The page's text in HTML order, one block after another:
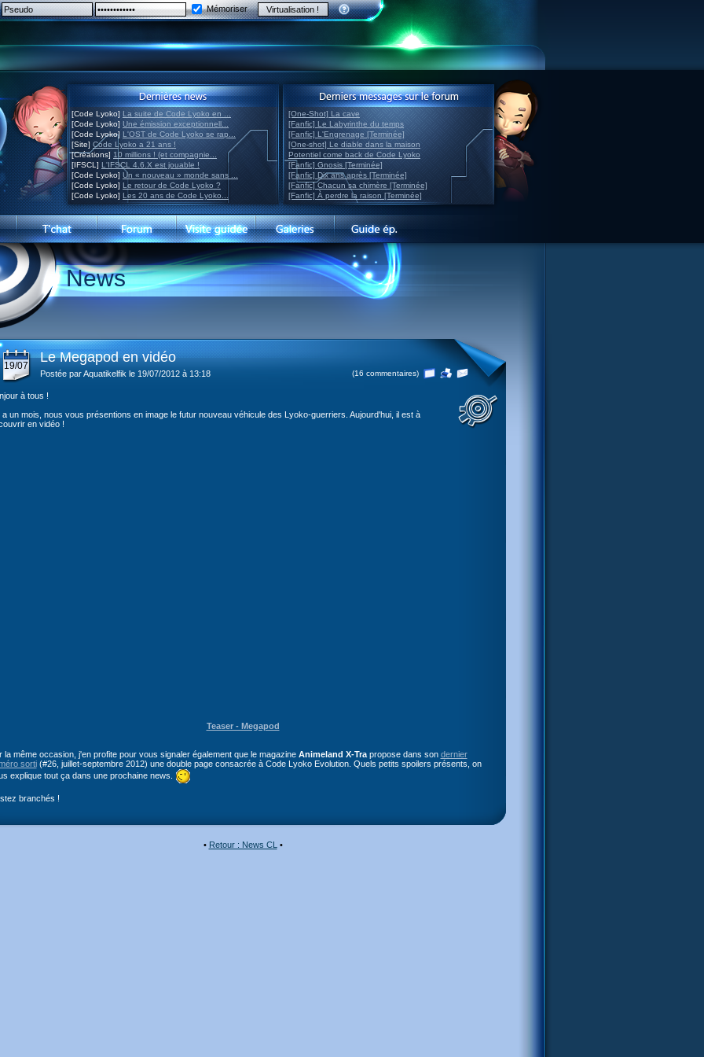
Mémoriser
[Code Lyoko] La suite de Code Lyoko en ...
[Code Lyoko] Une émission exceptionnell...
[Code Lyoko] L'OST de Code Lyoko se rap...
[Site] Code Lyoko a 21 ans !
[Créations] 10 millions ! (et compagnie...
[IFSCL] L'IFSCL 4.6.X est jouable !
[Code Lyoko] Un « nouveau » monde sans ...
[Code Lyoko] Le retour de Code Lyoko ?
[Code Lyoko] Les 20 ans de Code Lyoko...
[One-Shot] La cave
[Fanfic] Le Labyrinthe du temps
[Fanfic] L'Engrenage [Terminée]
[One-shot] Le diable dans la maison
Potentiel come back de Code Lyoko
[Fanfic] Gnosis [Terminée]
[Fanfic] Dix ans après [Terminée]
[Fanfic] Chacun sa chimère [Terminée]
[Fanfic] À perdre la raison [Terminée]
News
19/07
Le Megapod en vidéo
Postée par Aquatikelfik le 19/07/2012 à 13:18 (16 commentaires)
à tous !
a un mois, nous vous présentions en image le futur nouveau véhicule des Lyoko-guerriers. Aujourd'hui, il est à
en vidéo !
Teaser - Megapod
la même occasion, j'en profite pour vous signaler également que le magazine Animeland X-Trapropose dans son dernier
sorti(#26, juillet-septembre 2012) une double page consacrée à Code Lyoko Evolution. Quels petits spoilers présents, on
explique tout ça dans une prochaine news.
branchés !
• Retour : News CL •